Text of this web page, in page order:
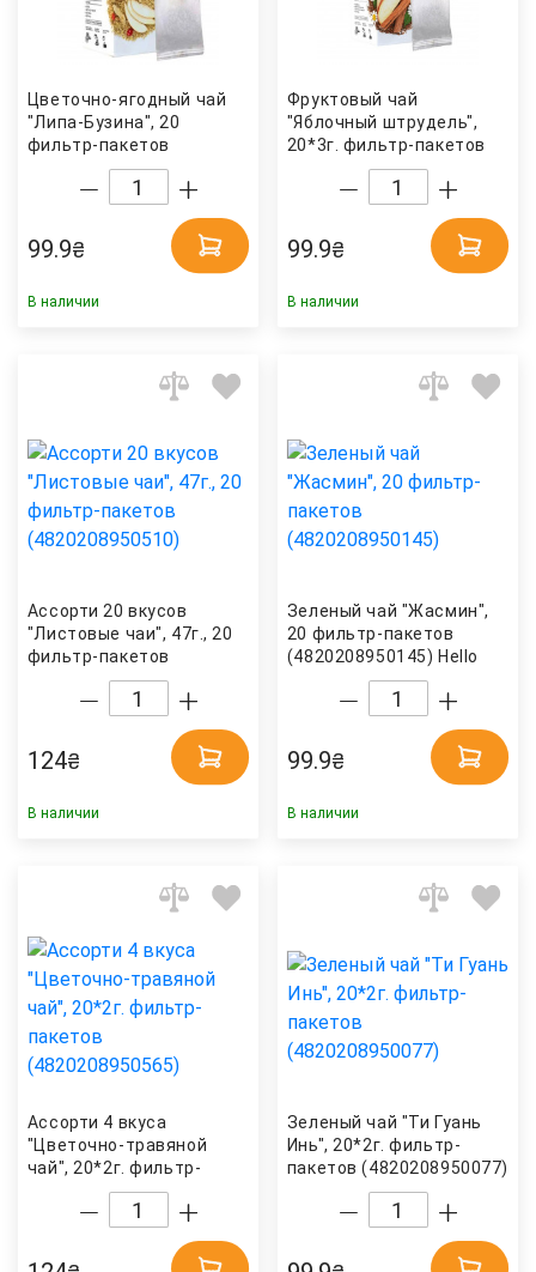
Цветочно-ягодный чай
"Липа-Бузина", 20
фильтр-пакетов
(4820208950329) Hello
99.9₴
В наличии
Фруктовый чай
"Яблочный штрудель",
20*3г. фильтр-пакетов
(4820230480092) Hello
99.9₴
В наличии
Ассорти 20 вкусов
"Листовые чаи", 47г., 20
фильтр-пакетов
(4820208950510) Hello
124₴
В наличии
Зеленый чай "Жасмин",
20 фильтр-пакетов
(4820208950145) Hello
99.9₴
В наличии
Ассорти 4 вкуса
"Цветочно-травяной
чай", 20*2г. фильтр-
пакетов (4820208950565)
Hello Tea
Зеленый чай "Ти Гуань
Инь", 20*2г. фильтр-
пакетов (4820208950077)